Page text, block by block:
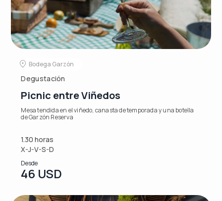
Bodega Garzón
Degustación
Picnic entre Viñedos
Mesa tendida en el viñedo, canasta de temporada y una botella
de Garzón Reserva
1.30 horas
X-J-V-S-D
Desde
46 USD